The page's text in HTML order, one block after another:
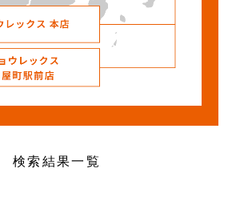
検索結果一覧